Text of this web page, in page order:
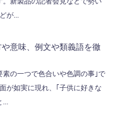
。新製品の記者会見などで勢い
が...
や意味、例文や類義語を徹
素の一つで色合いや色調の事｣で
が如実に現れ、｢子供に好きな
...